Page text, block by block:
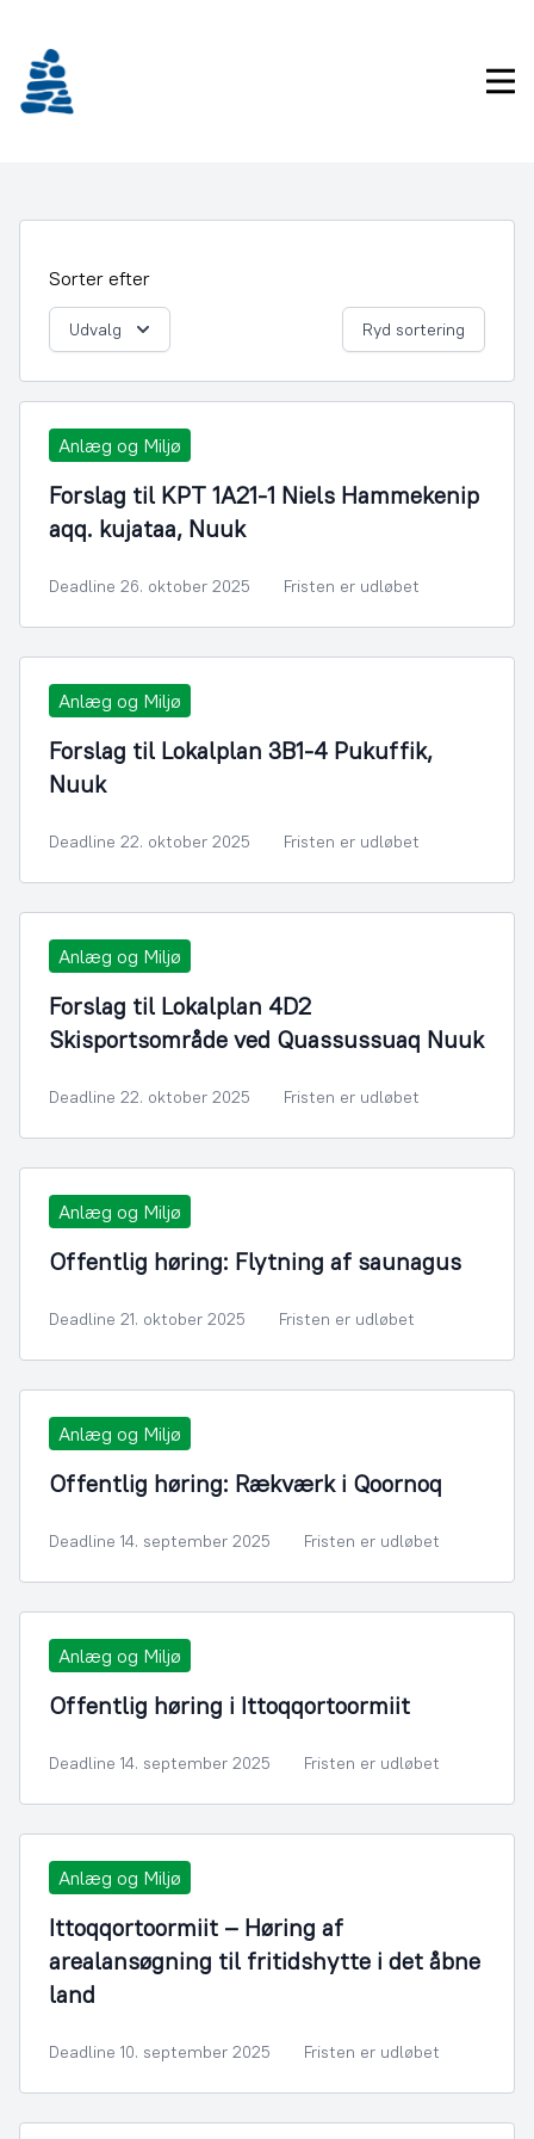
indhold
Sorter efter
Udvalg Ryd sortering
Anlæg og Miljø
Forslag til KPT 1A21-1 Niels Hammekenip
aqq. kujataa, Nuuk
Deadline 26. oktober 2025 Fristen er udløbet
Anlæg og Miljø
Forslag til Lokalplan 3B1-4 Pukuffik,
Nuuk
Deadline 22. oktober 2025 Fristen er udløbet
Anlæg og Miljø
Forslag til Lokalplan 4D2
Skisportsområde ved Quassussuaq Nuuk
Deadline 22. oktober 2025 Fristen er udløbet
Anlæg og Miljø
Offentlig høring: Flytning af saunagus
Deadline 21. oktober 2025 Fristen er udløbet
Anlæg og Miljø
Offentlig høring: Rækværk i Qoornoq
Deadline 14. september 2025 Fristen er udløbet
Anlæg og Miljø
Offentlig høring i Ittoqqortoormiit
Deadline 14. september 2025 Fristen er udløbet
Anlæg og Miljø
Ittoqqortoormiit – Høring af
arealansøgning til fritidshytte i det åbne
land
Deadline 10. september 2025 Fristen er udløbet